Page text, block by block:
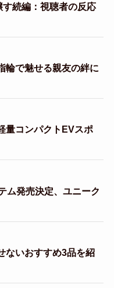
続編：視聴者の反応
輪で魅せる親友の絆に
量コンパクトEVスポ
ム発売決定、ユニーク
ないおすすめ3品を紹